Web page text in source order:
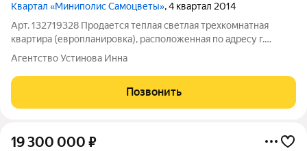
Квартал «Миниполис Самоцветы», 4 квартал 2014
Арт. 132719328 Продается теплая светлая трехкомнатная
квартира (европланировка), расположенная по адресу г.
Люберцы, ул. Кирова, 12к1. Видовой 17 этаж!!! 1. Готовая
Полная комплектация мебелью и
Агентство Устинова Инна
Позвонить
19 300 000 ₽